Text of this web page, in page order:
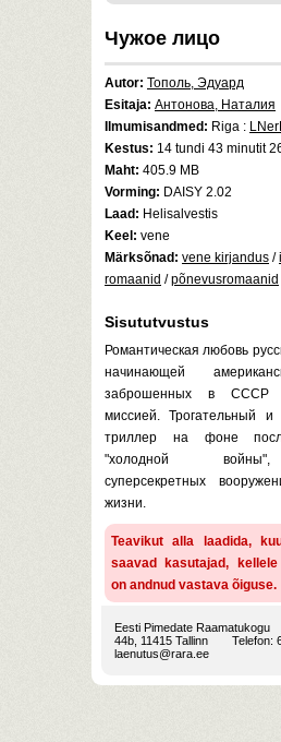
Чужое лицо
Autor: Тополь, Эдуард
Esitaja: Антонова, Наталия
Ilmumisandmed: Riga :
Kestus: 14 tundi 43 minutit
Maht: 405.9 MB
Vorming: DAISY 2.02
Laad: Helisalvestis
Keel: vene
Märksõnad: vene kirjandus /
romaanid /põnevusromaanid
Sisututvustus
Романтическая любовь
начинающей
заброшенных в СССР
миссией. Трогательный и
триллер на фоне
"холодной
суперсекретных
жизни.
Teavikut alla laadida,
saavad kasutajad,
on andnud vastava õiguse.
Eesti Pimedate Raamatukogu
44b, 11415 Tallinn
Telefon:
laenutus@rara.ee